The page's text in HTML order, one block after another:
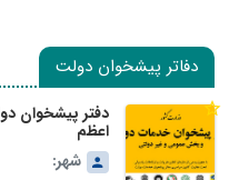
دفاتر پیشخوان دولت
اعظم
شهر: